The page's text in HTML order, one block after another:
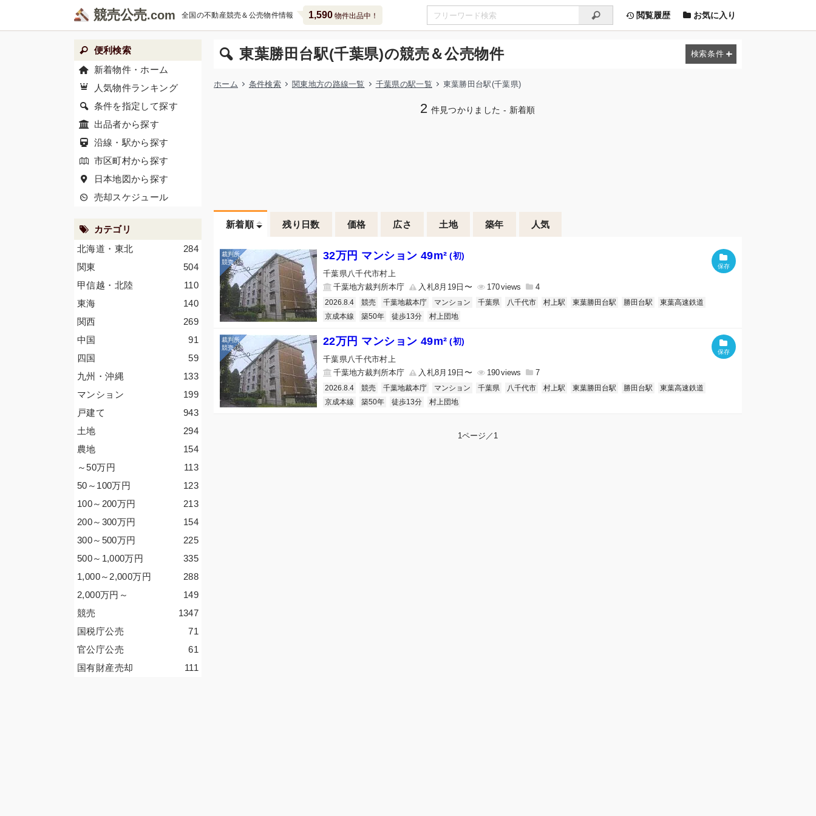
競売公売 全国の不動産競売＆公売物件情報 1,590物件出品中！ 閲覧履歴 お気に入り
東葉勝田台駅(千葉県)の競売＆公売物件
ホーム 条件検索 関東地方の路線一覧 千葉県の駅一覧 東葉勝田台駅(千葉県)
2 件見つかりました - 新着順
新着順 残り日数 価格 広さ 土地 築年 人気
32万円 マンション 49m² (初)
千葉県八千代市村上
千葉地方裁判所本庁
入札8月19日〜 170 4
2026.8.4 競売 千葉地裁本庁 マンション 千葉県 八千代市 村上駅 東葉勝田台駅 勝田台駅
東葉高速鉄道
京成本線
築50年 徒歩13分 村上団地
22万円 マンション 49m² (初)
千葉県八千代市村上
千葉地方裁判所本庁
入札8月19日〜 190 7
2026.8.4 競売 千葉地裁本庁 マンション 千葉県 八千代市 村上駅 東葉勝田台駅 勝田台駅
東葉高速鉄道
京成本線
築50年 徒歩13分 村上団地
1ページ／1
便利検索
新着物件・ホーム
人気物件ランキング
条件を指定して探す
出品者から探す
沿線・駅から探す
市区町村から探す
日本地図から探す
売却スケジュール
カテゴリ
284
北海道・東北
504
関東
110
甲信越・北陸
140
東海
269
関西
91
中国
59
四国
133
九州・沖縄
199
マンション
943
戸建て
294
土地
154
農地
113
～50万円
123
50～100万円
213
100～200万円
154
200～300万円
225
300～500万円
335
500～1,000万円
288
1,000～2,000万円
149
2,000万円 ～
1347
競売
71
国税庁公売
61
官公庁公売
111
国有財産売却